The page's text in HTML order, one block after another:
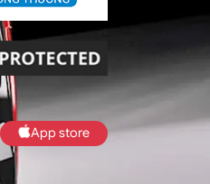
App store